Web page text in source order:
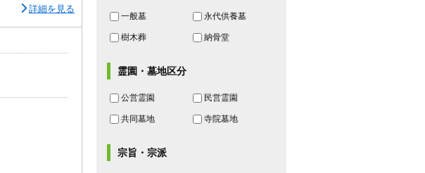
詳細を見る
一般墓
永代供養墓
樹木葬
納骨堂
霊園・墓地区分
公営霊園
民営霊園
共同墓地
寺院墓地
宗旨・宗派